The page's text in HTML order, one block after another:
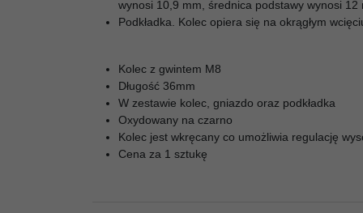
wynosi 10,9 mm, średnica podstawy wynosi 12
Podkładka. Kolec opiera się na okrągłym
Kolec z gwintem M8
Długość 36mm
W zestawie kolec, gniazdo oraz podkładka
Oxydowany na czarno
Kolec jest wkręcany co umożliwia regulację
Cena za 1 sztukę